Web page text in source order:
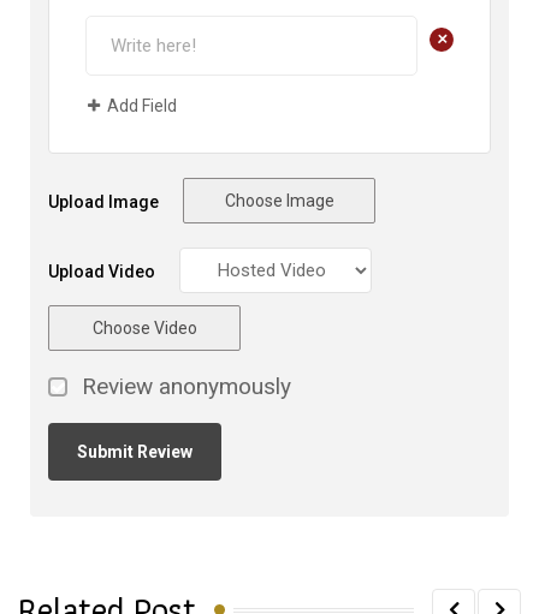
+
Add Field
Upload Image Choose Image
Upload Video
Choose Video
Review anonymously